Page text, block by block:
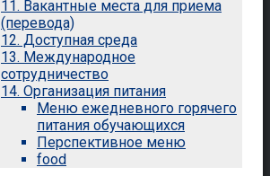
11. Вакантные места для приема
(перевода)
12. Доступная среда
13. Международное
сотрудничество
14. Организация питания
Меню ежедневного горячего
питания обучающихся
Перспективное меню
food